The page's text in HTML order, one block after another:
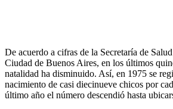
De acuerdo a cifras de la Secretaría de
Ciudad de Buenos Aires, en los últimos
natalidad ha disminuido. Así, en 1975 se
nacimiento de casi diecinueve chicos por
último año el número descendió hasta